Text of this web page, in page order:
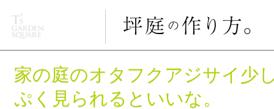
家の庭のオタフクアジサイ少
ぷく見られるといいな。